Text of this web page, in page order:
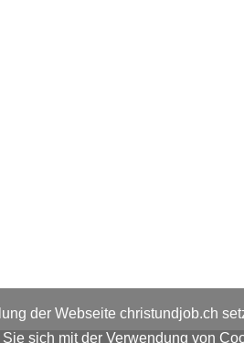
der Webseite christundjob.ch
sich mit der Verwendung von